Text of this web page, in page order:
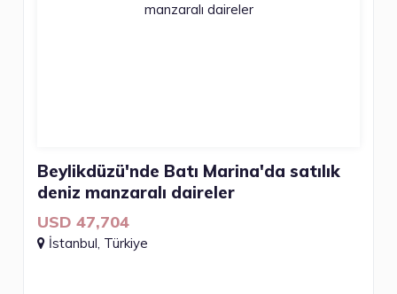
Beylikdüzü'nde Batı Marina'da satılık
deniz manzaralı daireler
USD 47,704
İstanbul, Türkiye